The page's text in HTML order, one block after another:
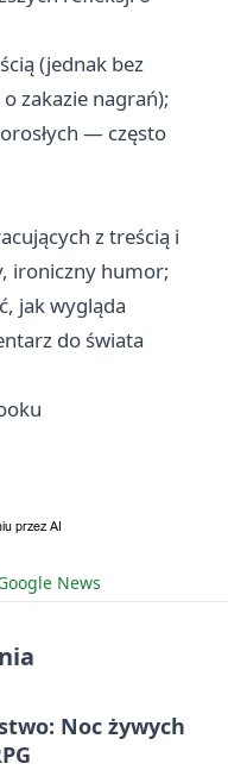
(jednak bez
zakazie nagrań);
— często
z treścią i
ironiczny humor;
jak wygląda
do świata
News
Noc żywych